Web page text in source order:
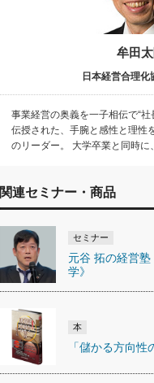
牟田
日本経営合理化
事業経営の奥義を一子相伝で“社
伝授された、手腕と感性と理性
のリーダー。 大学卒業と同時
関連セミナー・商品
セミナー
元谷 拓の経営
学》
本
「儲かる方向